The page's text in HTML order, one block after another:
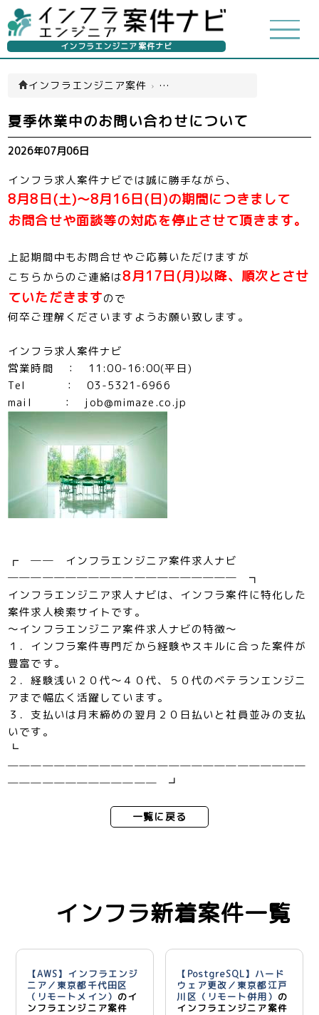
インフラエンジニア案件ナビ
インフラエンジニア案件 › お知らせ一覧
夏季休業中のお問い合わせについて
2026年07月06日
インフラ求人案件ナビでは誠に勝手ながら、
8月8日(土)～8月16日(日)の期間につきまして
お問合せや面談等の対応を停止させて頂きます。
上記期間中もお問合せやご応募いただけますが
こちらからのご連絡は8月17日(月)以降、順次とさせ
ていただきますので
何卒ご理解くださいますようお願い致します。
インフラ求人案件ナビ
営業時間 ： 11:00-16:00(平日)
Tel ： 03-5321-6966
mail ： job@mimaze.co.jp
┏ ── インフラエンジニア案件求人ナビ
──────────────────── ┓
インフラエンジニア求人ナビは、インフラ案件に特化した
案件求人検索サイトです。
～インフラエンジニア案件求人ナビの特徴～
１．インフラ案件専門だから経験やスキルに合った案件が
豊富です。
２．経験浅い２０代～４０代、５０代のベテランエンジニ
アまで幅広く活躍しています。
３．支払いは月末締めの翌月２０日払いと社員並みの支払
いです。
┗
──────────────────────────
───────────── ┛
一覧に戻る
インフラ新着案件一覧
【AWS】インフラエンジ
ニア／東京都千代田区
（リモートメイン） のイ
ンフラエンジニア案件
【PostgreSQL】ハード
ウェア更改／東京都江戸
川区（リモート併用） の
インフラエンジニア案件